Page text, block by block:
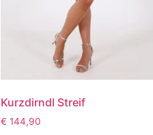
Kurzdirndl Streif
€ 144,90